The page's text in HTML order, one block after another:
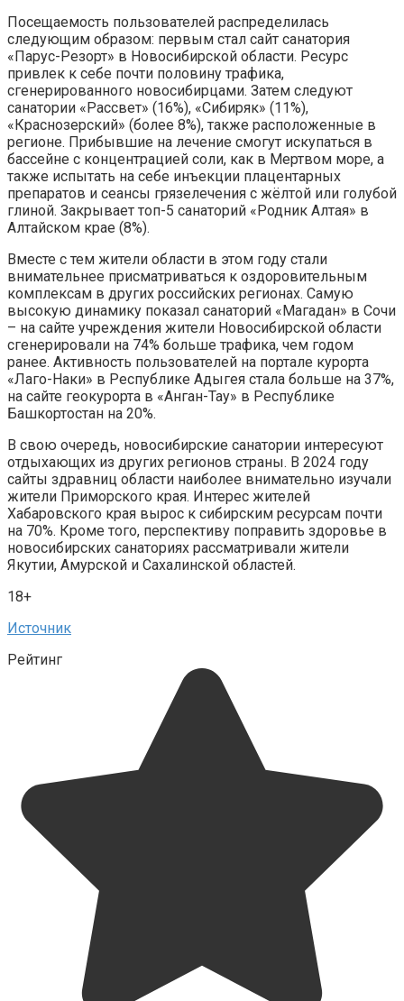
Посещаемость пользователей распределилась
следующим образом: первым стал сайт санатория
«Парус-Резорт» в Новосибирской области. Ресурс
привлек к себе почти половину трафика,
сгенерированного новосибирцами. Затем следуют
санатории «Рассвет» (16%), «Сибиряк» (11%),
«Краснозерский» (более 8%), также расположенные в
регионе. Прибывшие на лечение смогут искупаться в
бассейне с концентрацией соли, как в Мертвом море, а
также испытать на себе инъекции плацентарных
препаратов и сеансы грязелечения с жёлтой или голубой
глиной. Закрывает топ-5 санаторий «Родник Алтая» в
Алтайском крае (8%).
Вместе с тем жители области в этом году стали
внимательнее присматриваться к оздоровительным
комплексам в других российских регионах. Самую
высокую динамику показал санаторий «Магадан» в Сочи
– на сайте учреждения жители Новосибирской области
сгенерировали на 74% больше трафика, чем годом
ранее. Активность пользователей на портале курорта
«Лаго-Наки» в Республике Адыгея стала больше на 37%,
на сайте геокурорта в «Анган-Тау» в Республике
Башкортостан на 20%.
В свою очередь, новосибирские санатории интересуют
отдыхающих из других регионов страны. В 2024 году
сайты здравниц области наиболее внимательно изучали
жители Приморского края. Интерес жителей
Хабаровского края вырос к сибирским ресурсам почти
на 70%. Кроме того, перспективу поправить здоровье в
новосибирских санаториях рассматривали жители
Якутии, Амурской и Сахалинской областей.
18+
Источник
Рейтинг